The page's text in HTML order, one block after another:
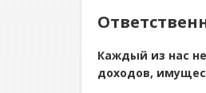
Каждый из нас
доходов,